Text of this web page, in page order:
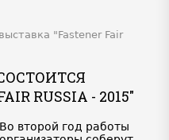
"Fastener Fair
RUSSIA - 2015"
Во второй год работы